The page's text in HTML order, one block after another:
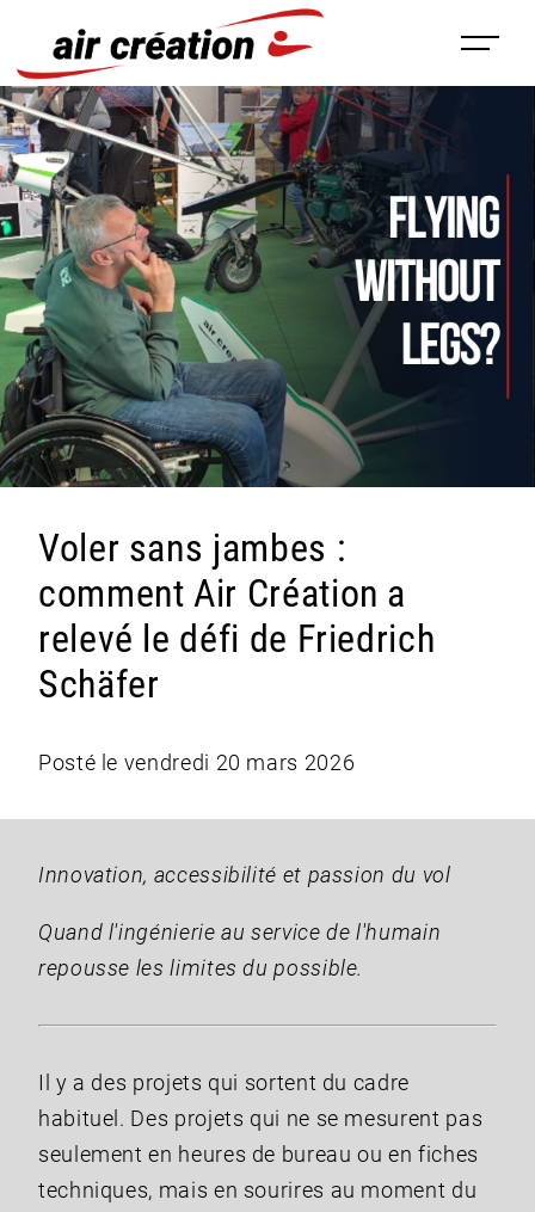
Voler sans jambes :
comment Air Création a
relevé le défi de Friedrich
Schäfer
Posté le vendredi 20 mars 2026
Innovation, accessibilité et passion du vol
Quand l'ingénierie au service de l'humain
repousse les limites du possible.
Il y a des projets qui sortent du cadre
habituel. Des projets qui ne se mesurent pas
seulement en heures de bureau ou en fiches
techniques, mais en sourires au moment du
Panneau de gestion des cookies